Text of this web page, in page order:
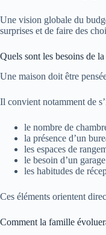
Une vision globale du
surprises et de faire des
Quels sont les besoins de
Une maison doit être
Il convient notamment de
le nombre de
la présence d’un
les espaces de
le besoin d’un
les habitudes de
Ces éléments orientent
Comment la famille